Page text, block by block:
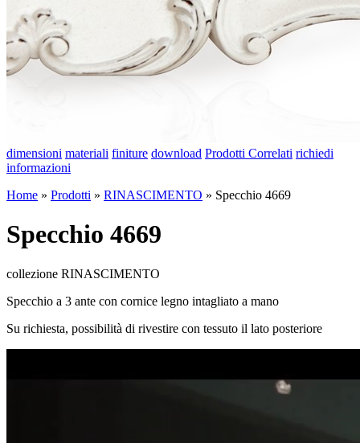
dimensioni materiali finiture download Prodotti Correlati richiedi
informazioni
Home » Prodotti » RINASCIMENTO » Specchio 4669
Specchio 4669
collezione RINASCIMENTO
Specchio a 3 ante con cornice legno intagliato a mano
Su richiesta, possibilità di rivestire con tessuto il lato posteriore